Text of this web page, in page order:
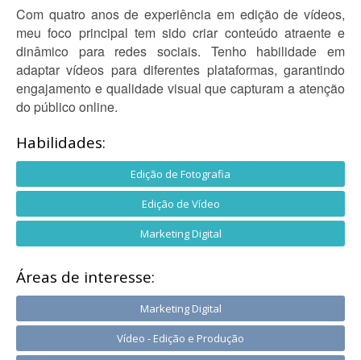
Com quatro anos de experiência em edição de vídeos,
meu foco principal tem sido criar conteúdo atraente e
dinâmico para redes sociais. Tenho habilidade em
adaptar vídeos para diferentes plataformas, garantindo
engajamento e qualidade visual que capturam a atenção
do público online.
Habilidades:
Edição de Fotografia
Edição de Vídeo
Marketing Digital
Áreas de interesse:
Marketing Digital
Vídeo - Edição e Produção